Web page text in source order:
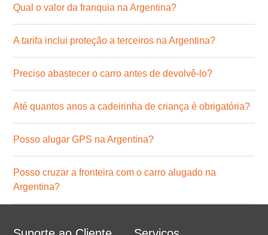
Qual o valor da franquia na Argentina?
A tarifa inclui proteção a terceiros na Argentina?
Preciso abastecer o carro antes de devolvê-lo?
Até quantos anos a cadeirinha de criança é obrigatória?
Posso alugar GPS na Argentina?
Posso cruzar a fronteira com o carro alugado na
Argentina?